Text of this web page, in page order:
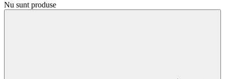
Nu sunt produse